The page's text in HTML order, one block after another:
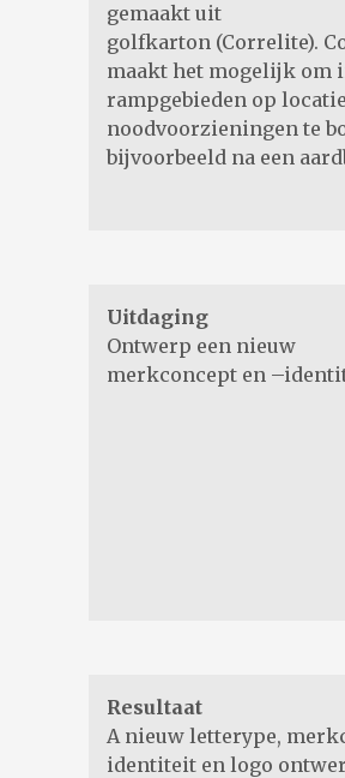
gemaakt uit
golfkarton (Correlite).
maakt het mogelijk om
rampgebieden op locatie
noodvoorzieningen te
bijvoorbeeld na een
Uitdaging
Ontwerp een nieuw
merkconcept en
Resultaat
A nieuw letterype,
identiteit en logo